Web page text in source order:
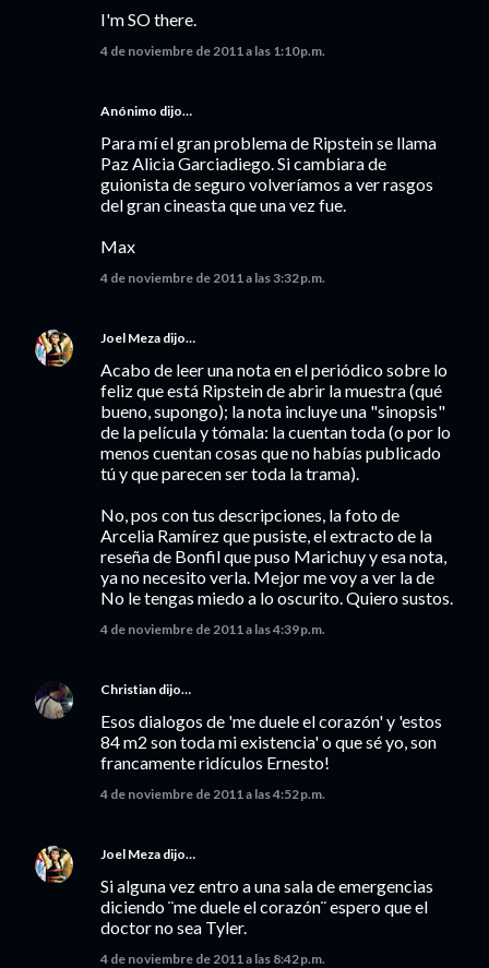
I'm SO there.
4 de noviembre de 2011 a las 1:10 p.m.
Anónimo dijo…
Para mí el gran problema de Ripstein se llama
Paz Alicia Garciadiego. Si cambiara de
guionista de seguro volveríamos a ver rasgos
del gran cineasta que una vez fue.
Max
4 de noviembre de 2011 a las 3:32 p.m.
Joel Meza dijo…
Acabo de leer una nota en el periódico sobre lo
feliz que está Ripstein de abrir la muestra (qué
bueno, supongo); la nota incluye una "sinopsis"
de la película y tómala: la cuentan toda (o por lo
menos cuentan cosas que no habías publicado
tú y que parecen ser toda la trama).
No, pos con tus descripciones, la foto de
Arcelia Ramírez que pusiste, el extracto de la
reseña de Bonfil que puso Marichuy y esa nota,
ya no necesito verla. Mejor me voy a ver la de
No le tengas miedo a lo oscurito. Quiero sustos.
4 de noviembre de 2011 a las 4:39 p.m.
Christian dijo…
Esos dialogos de 'me duele el corazón' y 'estos
84 m2 son toda mi existencia' o que sé yo, son
francamente ridículos Ernesto!
4 de noviembre de 2011 a las 4:52 p.m.
Joel Meza dijo…
Si alguna vez entro a una sala de emergencias
diciendo ¨me duele el corazón¨ espero que el
doctor no sea Tyler.
4 de noviembre de 2011 a las 8:42 p.m.